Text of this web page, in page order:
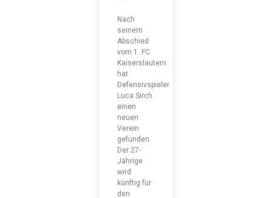
Nach
seinem
Abschied
vom 1. FC
Kaiserslautern
hat
Defensivspieler
Luca Sirch
einen
neuen
Verein
gefunden.
Der 27-
Jährige
wird
künftig für
den